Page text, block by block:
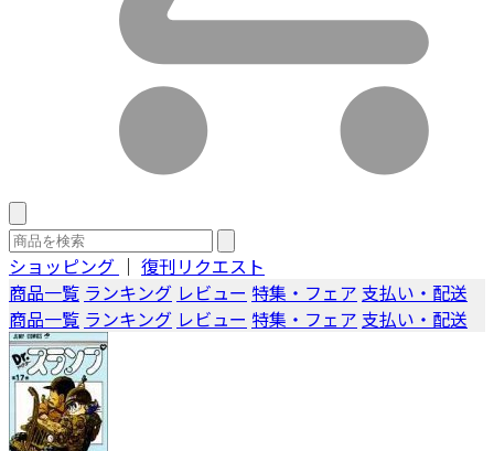
ショッピング ｜ 復刊リクエスト
商品一覧 ランキング レビュー 特集・フェア 支払い・配送
商品一覧 ランキング レビュー 特集・フェア 支払い・配送